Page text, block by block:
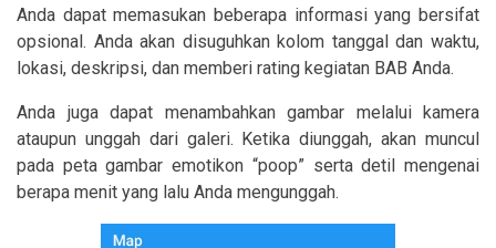
Anda dapat memasukan beberapa informasi yang bersifat
opsional. Anda akan disuguhkan kolom tanggal dan waktu,
lokasi, deskripsi, dan memberi rating kegiatan BAB Anda.
Anda juga dapat menambahkan gambar melalui kamera
ataupun unggah dari galeri. Ketika diunggah, akan muncul
pada peta gambar emotikon “poop” serta detil mengenai
berapa menit yang lalu Anda mengunggah.